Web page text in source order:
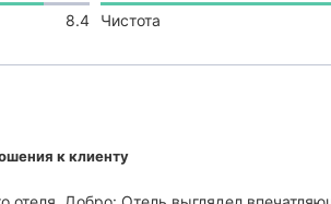
8.4 Чистота
к клиенту